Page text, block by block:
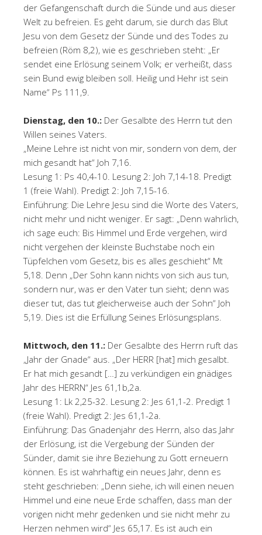
der Gefangenschaft durch die Sünde und aus dieser
Welt zu befreien. Es geht darum, sie durch das Blut
Jesu von dem Gesetz der Sünde und des Todes zu
befreien (Röm 8,2), wie es geschrieben steht: „Er
sendet eine Erlösung seinem Volk; er verheißt, dass
sein Bund ewig bleiben soll. Heilig und Hehr ist sein
Name“ Ps 111,9.
Dienstag, den 10.: Der Gesalbte des Herrn tut den
Willen seines Vaters.
„Meine Lehre ist nicht von mir, sondern von dem, der
mich gesandt hat“ Joh 7,16.
Lesung 1: Ps 40,4-10. Lesung 2: Joh 7,14-18. Predigt
1 (freie Wahl). Predigt 2: Joh 7,15-16.
Einführung: Die Lehre Jesu sind die Worte des Vaters,
nicht mehr und nicht weniger. Er sagt: „Denn wahrlich,
ich sage euch: Bis Himmel und Erde vergehen, wird
nicht vergehen der kleinste Buchstabe noch ein
Tüpfelchen vom Gesetz, bis es alles geschieht“ Mt
5,18. Denn „Der Sohn kann nichts von sich aus tun,
sondern nur, was er den Vater tun sieht; denn was
dieser tut, das tut gleicherweise auch der Sohn“ Joh
5,19. Dies ist die Erfüllung Seines Erlösungsplans.
Mittwoch, den 11.: Der Gesalbte des Herrn ruft das
„Jahr der Gnade“ aus. „Der HERR [hat] mich gesalbt.
Er hat mich gesandt […] zu verkündigen ein gnädiges
Jahr des HERRN“ Jes 61,1b,2a.
Lesung 1: Lk 2,25-32. Lesung 2: Jes 61,1-2. Predigt 1
(freie Wahl). Predigt 2: Jes 61,1-2a.
Einführung: Das Gnadenjahr des Herrn, also das Jahr
der Erlösung, ist die Vergebung der Sünden der
Sünder, damit sie ihre Beziehung zu Gott erneuern
können. Es ist wahrhaftig ein neues Jahr, denn es
steht geschrieben: „Denn siehe, ich will einen neuen
Himmel und eine neue Erde schaffen, dass man der
vorigen nicht mehr gedenken und sie nicht mehr zu
Herzen nehmen wird“ Jes 65,17. Es ist auch ein